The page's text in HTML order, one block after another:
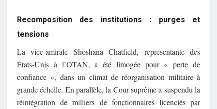
Recomposition des institutions : purges et
tensions
La vice-amirale Shoshana Chatfield, représentante des
États-Unis à l’OTAN, a été limogée pour « perte de
confiance », dans un climat de réorganisation militaire à
grande échelle. En parallèle, la Cour suprême a suspendu la
réintégration de milliers de fonctionnaires licenciés par